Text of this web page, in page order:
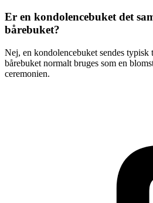
Er en kondolencebuket det
bårebuket?
Nej, en kondolencebuket sendes typisk
bårebuket normalt bruges som en
ceremonien.